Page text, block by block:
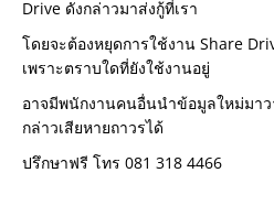
Drive ดังกล่าวมาส่งกู้ที่เรา
โดยจะต้องหยุดการใช้งาน Share
เพราะตราบใดที่ยังใช้งานอยู่
อาจมีพนักงานคนอื่นนำข้อมูลใหม่มาว
กล่าวเสียหายถาวรได้
ปรึกษาฟรี โทร 081 318 4466